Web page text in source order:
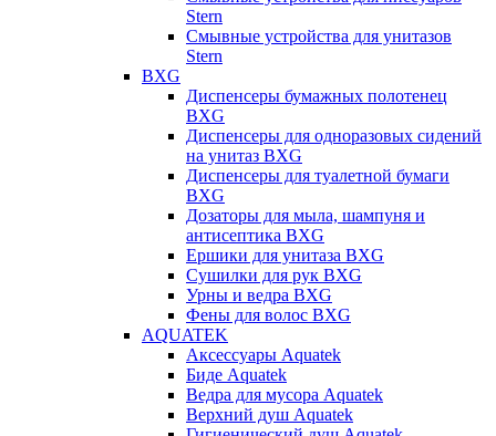
Stern
Смывные устройства для унитазов
Stern
BXG
Диспенсеры бумажных полотенец
BXG
Диспенсеры для одноразовых сидений
на унитаз BXG
Диспенсеры для туалетной бумаги
BXG
Дозаторы для мыла, шампуня и
антисептика BXG
Ершики для унитаза BXG
Сушилки для рук BXG
Урны и ведра BXG
Фены для волос BXG
AQUATEK
Аксессуары Aquatek
Биде Aquatek
Ведра для мусора Aquatek
Верхний душ Aquatek